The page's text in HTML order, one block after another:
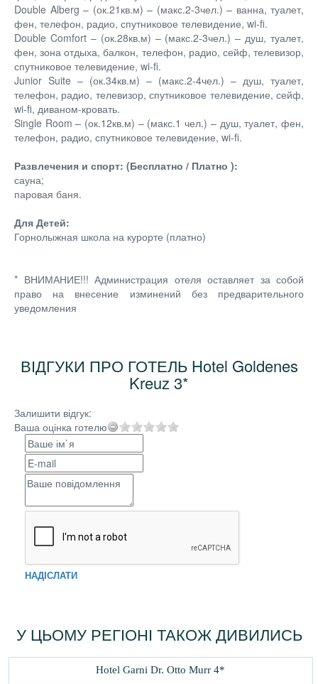
Double Alberg – (ок.21кв.м) – (макс.2-3чел.) – ванна, туалет,
фен, телефон, радио, спутниковое телевидение, wi-fi.
Double Comfort – (ок.28кв.м) – (макс.2-3чел.) – душ, туалет,
фен, зона отдыха, балкон, телефон, радио, сейф, телевизор,
спутниковое телевидение, wi-fi.
Junior Suite – (ок.34кв.м) – (макс.2-4чел.) – душ, туалет,
телефон, радио, телевизор, спутниковое телевидение, сейф,
wi-fi, диваном-кровать.
Single Room – (ок.12кв.м) – (макс.1 чел.) – душ, туалет, фен,
телефон, радио, спутниковое телевидение, wi-fi.
Развлечения и спорт: (Бесплатно / Платно ):
сауна;
паровая баня.
Для Детей:
Горнолыжная школа на курорте (платно)
* ВНИМАНИЕ!!! Администрация отеля оставляет за собой
право на внесение изминений без предварительного
уведомления
ВІДГУКИ ПРО ГОТЕЛЬ Hotel Goldenes
Kreuz 3*
Залишити відгук:
Ваша оцінка готелю
НАДІСЛАТИ
У ЦЬОМУ РЕГІОНІ ТАКОЖ ДИВИЛИСЬ
Hotel Garni Dr. Otto Murr 4*